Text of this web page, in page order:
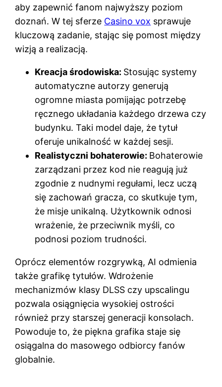
aby zapewnić fanom najwyższy poziom
doznań. W tej sferze Casino vox sprawuje
kluczową zadanie, stając się pomost między
wizją a realizacją.
Kreacja środowiska: Stosując systemy
automatyczne autorzy generują
ogromne miasta pomijając potrzebę
ręcznego układania każdego drzewa czy
budynku. Taki model daje, że tytuł
oferuje unikalność w każdej sesji.
Realistyczni bohaterowie: Bohaterowie
zarządzani przez kod nie reagują już
zgodnie z nudnymi regułami, lecz uczą
się zachowań gracza, co skutkuje tym,
że misje unikalną. Użytkownik odnosi
wrażenie, że przeciwnik myśli, co
podnosi poziom trudności.
Oprócz elementów rozgrywką, AI odmienia
także grafikę tytułów. Wdrożenie
mechanizmów klasy DLSS czy upscalingu
pozwala osiągnięcia wysokiej ostrości
również przy starszej generacji konsolach.
Powoduje to, że piękna grafika staje się
osiągalna do masowego odbiorcy fanów
globalnie.